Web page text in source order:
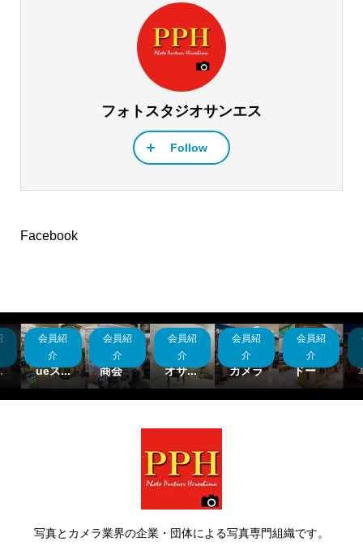
フォトスタジオサンエス
Follow
Facebook
会員紹
介
鯉城写
真｜C
ueス...
会員紹
介
マスヤ
カメラ
商会
会員紹
介
フォト
スタジ
オサ...
会員紹
介
アート
カメラ
会員紹
介
カメラ
のトー
ドー
写真とカメラ業界の企業・団体による写真専門組織です。